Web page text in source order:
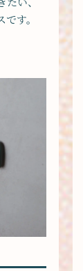
す。